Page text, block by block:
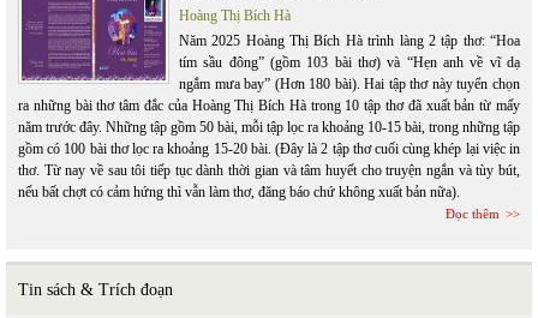
Hoàng Thị Bích Hà
Năm 2025 Hoàng Thị Bích Hà trình làng 2 tập thơ: “Hoa
tím sầu đông” (gồm 103 bài thơ) và “Hẹn anh về vĩ dạ
ngắm mưa bay” (Hơn 180 bài). Hai tập thơ này tuyển chọn
ra những bài thơ tâm đắc của Hoàng Thị Bích Hà trong 10 tập thơ đã xuất bản từ mấy
năm trước đây. Những tập gồm 50 bài, mỗi tập lọc ra khoảng 10-15 bài, trong những tập
gồm có 100 bài thơ lọc ra khoảng 15-20 bài. (Đây là 2 tập thơ cuối cùng khép lại việc in
thơ. Từ nay về sau tôi tiếp tục dành thời gian và tâm huyết cho truyện ngắn và tùy bút,
nếu bất chợt có cảm hứng thì vẫn làm thơ, đăng báo chứ không xuất bản nữa).
Đọc thêm
Tin sách & Trích đoạn